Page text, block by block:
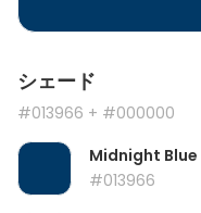
シェード
#013966 + #000000
Midnight Blue
#013966